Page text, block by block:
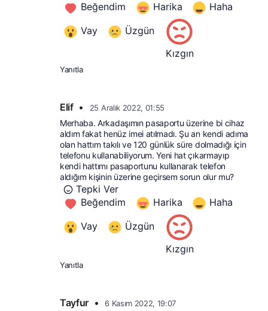
Beğendim
Harika
Haha
Vay
Üzgün
Kızgın
Yanıtla
Elif • 25 Aralık 2022, 01:55
Merhaba. Arkadaşımın pasaportu üzerine bi cihaz
aldım fakat henüz imei atılmadı. Şu an kendi adıma
olan hattım takılı ve 120 günlük süre dolmadığı için
telefonu kullanabiliyorum. Yeni hat çıkarmayıp
kendi hattımı pasaportunu kullanarak telefon
aldığım kişinin üzerine geçirsem sorun olur mu?
Tepki Ver
Beğendim
Harika
Haha
Vay
Üzgün
Kızgın
Yanıtla
Tayfur • 6 Kasım 2022, 19:07